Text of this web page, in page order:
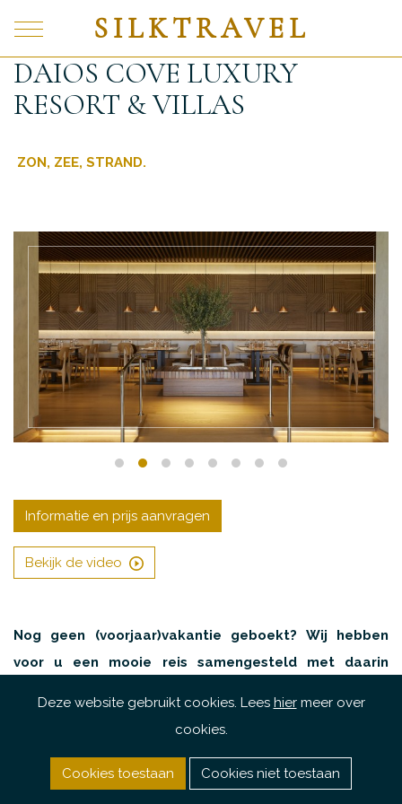
SILKTRAVEL
DAIOS COVE LUXURY
RESORT & VILLAS
ZON, ZEE, STRAND.
Informatie en prijs aanvragen
Bekijk de video
Nog geen (voorjaar)vakantie geboekt? Wij hebben
voor u een mooie reis samengesteld met daarin
1.950 per persoon. Natuurlijk kunt u tevens (met uw
Deze website gebruikt cookies. Lees hiermeer over
cookies.
Cookies toestaan Cookies niet toestaan